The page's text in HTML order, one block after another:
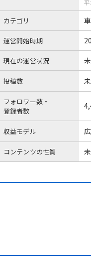
カテゴリ
運営開始時期
現在の運営状況
投稿数
フォロワー数・
登録者数
収益モデル
コンテンツの性質